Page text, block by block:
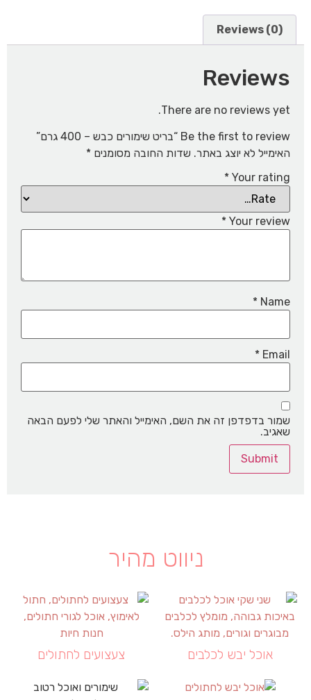
Reviews (0)
Reviews
There are no reviews yet.
Be the first to review “בריט שימורים כבש – 400 גרם”
האימייל לא יוצג באתר. שדות החובה מסומנים *
Your rating
*
Your review
*
Name
*
Email
*
שמור בדפדפן זה את השם, האימייל והאתר שלי לפעם הבאה
שאגיב.
ניווט מהיר
אוכל יבש לכלבים צעצועים לחתולים